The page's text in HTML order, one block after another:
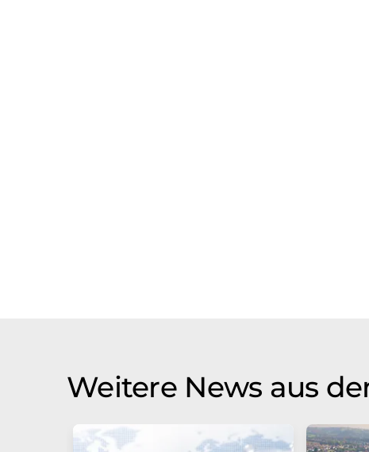
Weitere News aus